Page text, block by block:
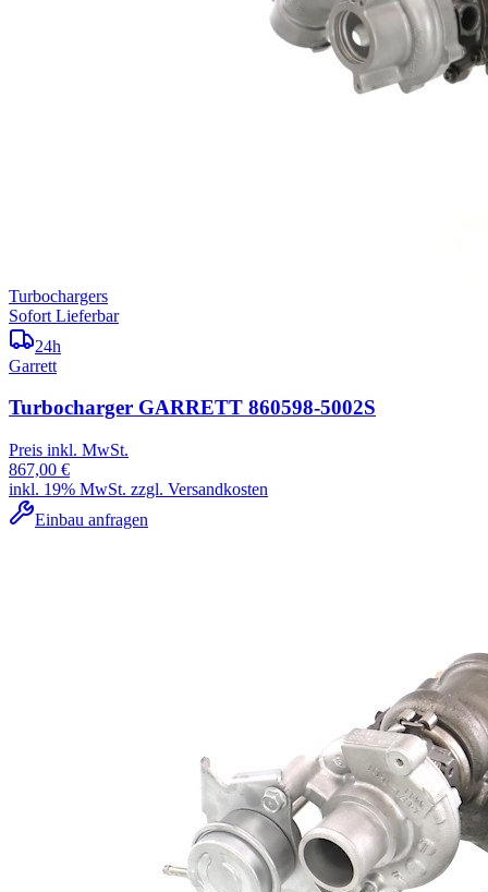
Turbochargers
Sofort Lieferbar
24h
Garrett
Turbocharger GARRETT 860598-5002S
Preis inkl. MwSt.
867,00 €
inkl. 19% MwSt. zzgl. Versandkosten
Einbau anfragen